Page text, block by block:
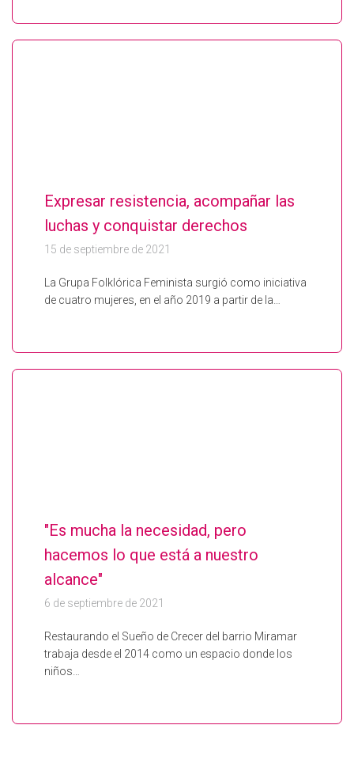
Expresar resistencia, acompañar las
luchas y conquistar derechos
15 de septiembre de 2021
La Grupa Folklórica Feminista surgió como iniciativa
de cuatro mujeres, en el año 2019 a partir de la…
"Es mucha la necesidad, pero
hacemos lo que está a nuestro
alcance"
6 de septiembre de 2021
Restaurando el Sueño de Crecer del barrio Miramar
trabaja desde el 2014 como un espacio donde los
niños…